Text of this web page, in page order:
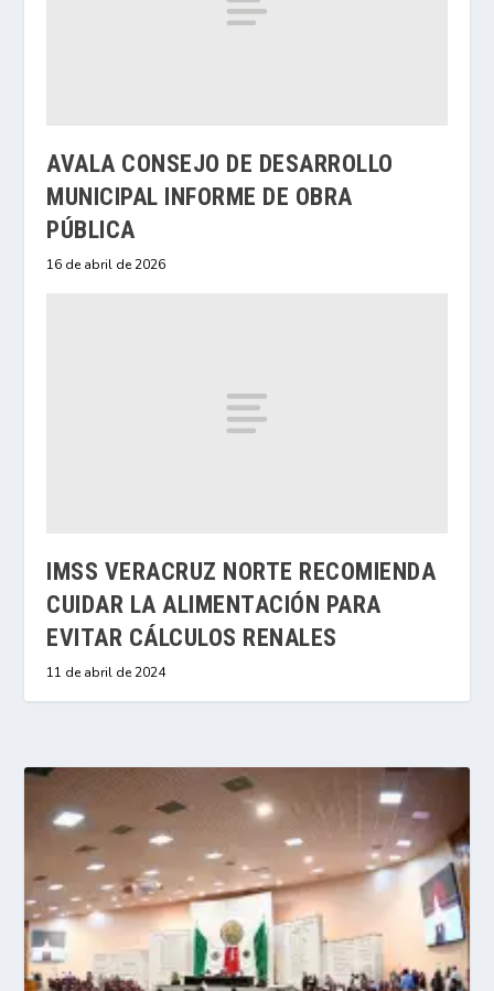
AVALA CONSEJO DE DESARROLLO
MUNICIPAL INFORME DE OBRA
PÚBLICA
16 de abril de 2026
IMSS VERACRUZ NORTE RECOMIENDA
CUIDAR LA ALIMENTACIÓN PARA
EVITAR CÁLCULOS RENALES
11 de abril de 2024